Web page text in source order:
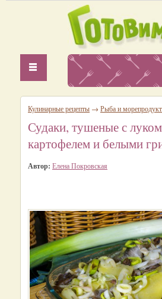
Кулинарные рецепты → Рыба и
Судаки, тушеные с
картофелем и белыми
Автор: Елена Покровская